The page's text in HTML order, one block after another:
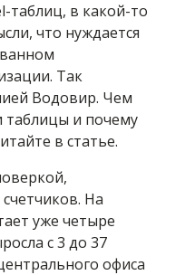
таблиц, в какой-то
что нуждается
Так
Водовир. Чем
таблицы и почему
в статье.
На
уже четыре
с 3 до 37
офиса